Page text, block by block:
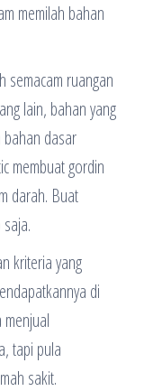
memilah bahan
semacam ruangan
lain, bahan yang
dasar
membuat gordin
darah. Buat
kriteria yang
di
tapi pula
sakit.